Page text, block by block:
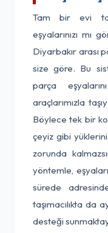
Tam bir evi
eşyalarınızı mı
Diyarbakır arası
size göre. Bu
parça
araçlarımızla
Böylece tek bir
çeyiz gibi
zorunda
yöntemle,
sürede
taşımacılıkta da
desteği